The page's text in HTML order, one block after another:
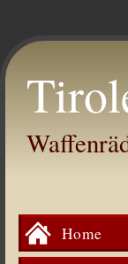
Home